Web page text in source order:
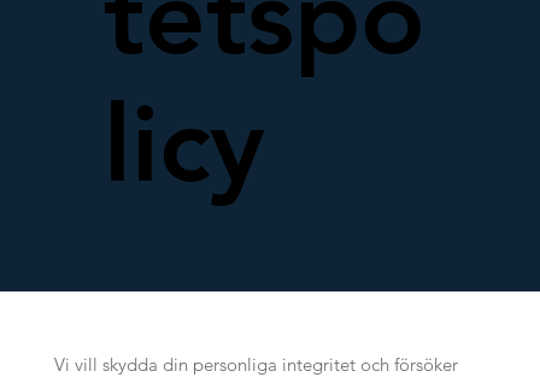
licy
Vi vill skydda din personliga integritet och försöker